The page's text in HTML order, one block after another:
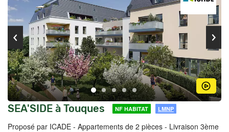
SEA'SIDE à Touques NF HABITAT LMNP
Proposé par ICADE - Appartements de 2 pièces - Livraison 3ème